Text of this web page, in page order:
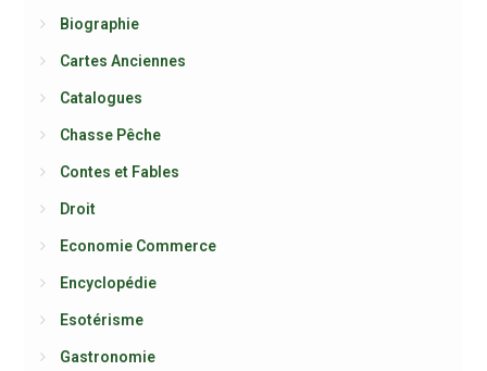
Biographie
Cartes Anciennes
Catalogues
Chasse Pêche
Contes et Fables
Droit
Economie Commerce
Encyclopédie
Esotérisme
Gastronomie